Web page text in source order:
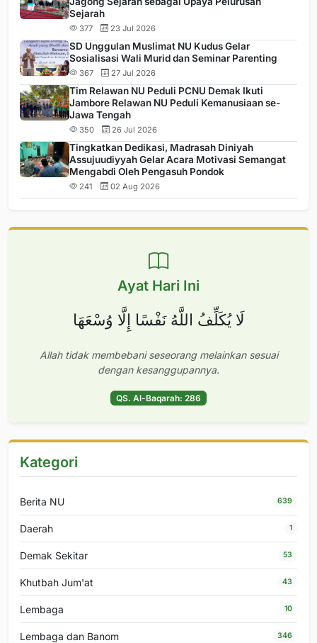
Sejarah
377 23 Jul 2026
SD Unggulan Muslimat NU Kudus Gelar
Sosialisasi Wali Murid dan Seminar Parenting
367 27 Jul 2026
Tim Relawan NU Peduli PCNU Demak Ikuti
Jambore Relawan NU Peduli Kemanusiaan se-
Jawa Tengah
350 26 Jul 2026
Tingkatkan Dedikasi, Madrasah Diniyah
Assujuudiyyah Gelar Acara Motivasi Semangat
Mengabdi Oleh Pengasuh Pondok
241 02 Aug 2026
Ayat Hari Ini
لَا يُكَلِّفُ اللَّهُ نَفْسًا إِلَّا وُسْعَهَا
Allah tidak membebani seseorang melainkan sesuai
dengan kesanggupannya.
QS. Al-Baqarah: 286
Kategori
Berita NU 639
Daerah 1
Demak Sekitar 53
Khutbah Jum'at 43
Lembaga 10
Lembaga dan Banom 346